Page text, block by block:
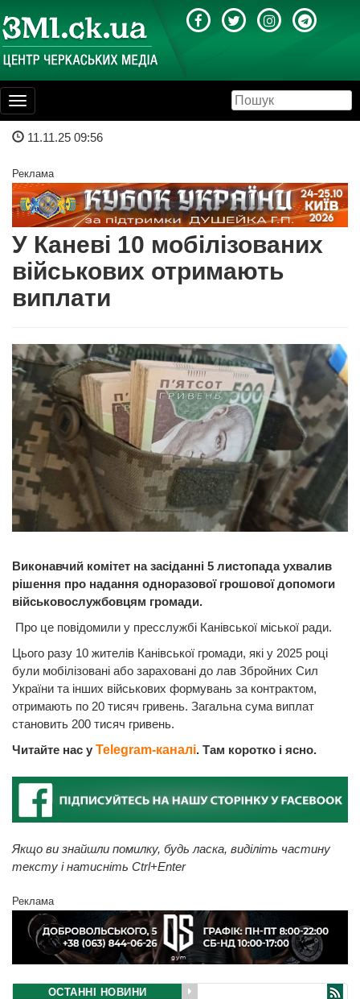
Toggle
navigation
11.11.25 09:56
Реклама
У Каневі 10 мобілізованих
військових отримають
виплати
Виконавчий комітет на засіданні 5 листопада ухвалив
рішення про надання одноразової грошової допомоги
військовослужбовцям громади.
Про це повідомили у пресслужбі Канівської міської ради.
Цього разу 10 жителів Канівської громади, які у 2025 році
були мобілізовані або зараховані до лав Збройних Сил
України та інших військових формувань за контрактом,
отримають по 20 тисяч гривень. Загальна сума виплат
становить 200 тисяч гривень.
Читайте нас у Telegram-каналі. Там коротко і ясно.
Якщо ви знайшли помилку, будь ласка, виділіть частину
тексту і натисніть Ctrl+Enter
Реклама
ОСТАННІ НОВИНИ